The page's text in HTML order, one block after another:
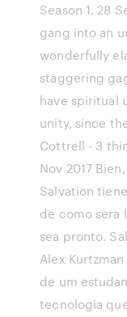
Season 1. 28
gang into an
wonderfully
staggering
have spiritual
unity, since
Cottrell - 3
Nov 2017
Salvation
de como sera
sea pronto.
Alex
de um
tecnologia